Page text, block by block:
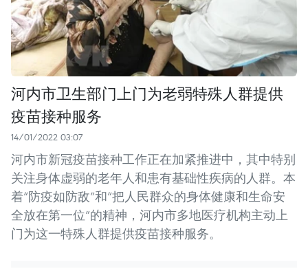
河内市卫生部门上门为老弱特殊人群提供
疫苗接种服务
14/01/2022 03:07
河内市新冠疫苗接种工作正在加紧推进中，其中特别
关注身体虚弱的老年人和患有基础性疾病的人群。本
着“防疫如防敌”和“把人民群众的身体健康和生命安
全放在第一位”的精神，河内市多地医疗机构主动上
门为这一特殊人群提供疫苗接种服务。